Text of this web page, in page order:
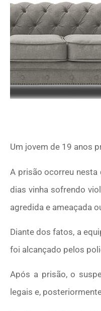
Um jovem de 19 anos
A prisão ocorreu nesta
dias vinha sofrendo
agredida e ameaçada
Diante dos fatos, a
foi alcançado pelos
Após a prisão, o
legais e,